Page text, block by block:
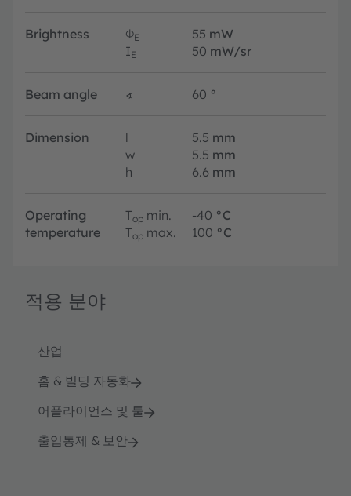
Brightness ΦE 55 mW
IE 50 mW/sr
Beam angle ∢ 60 °
Dimension l 5.5 mm
w
5.5 mm
h
6.6 mm
Operating
temperature
Top min. -40 °C
Top max. 100 °C
적용 분야
산업
홈 & 빌딩 자동화
어플라이언스 및 툴
출입통제 & 보안